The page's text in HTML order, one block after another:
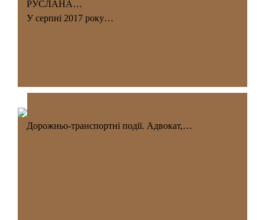
РУСЛАНА…
У серпні 2017 року…
Дорожньо-транспортні події. Адвокат,…